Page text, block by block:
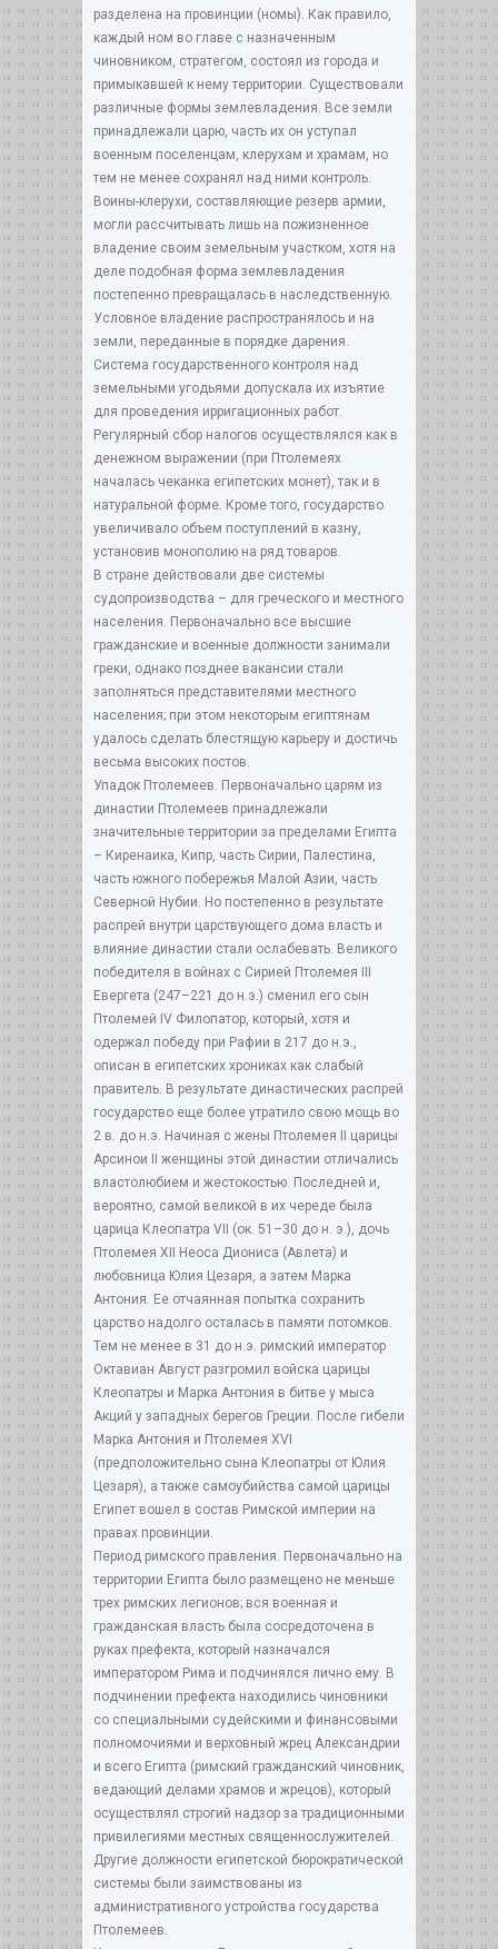
разделена на провинции (номы). Как правило,
каждый ном во главе с назначенным
чиновником, стратегом, состоял из города и
примыкавшей к нему территории. Существовали
различные формы землевладения. Все земли
принадлежали царю, часть их он уступал
военным поселенцам, клерухам и храмам, но
тем не менее сохранял над ними контроль.
Воины-клерухи, составляющие резерв армии,
могли рассчитывать лишь на пожизненное
владение своим земельным участком, хотя на
деле подобная форма землевладения
постепенно превращалась в наследственную.
Условное владение распространялось и на
земли, переданные в порядке дарения.
Система государственного контроля над
земельными угодьями допускала их изъятие
для проведения ирригационных работ.
Регулярный сбор налогов осуществлялся как в
денежном выражении (при Птолемеях
началась чеканка египетских монет), так и в
натуральной форме. Кроме того, государство
увеличивало объем поступлений в казну,
установив монополию на ряд товаров.
В стране действовали две системы
судопроизводства – для греческого и местного
населения. Первоначально все высшие
гражданские и военные должности занимали
греки, однако позднее вакансии стали
заполняться представителями местного
населения; при этом некоторым египтянам
удалось сделать блестящую карьеру и достичь
весьма высоких постов.
Упадок Птолемеев. Первоначально царям из
династии Птолемеев принадлежали
значительные территории за пределами Египта
– Киренаика, Кипр, часть Сирии, Палестина,
часть южного побережья Малой Азии, часть
Северной Нубии. Но постепенно в результате
распрей внутри царствующего дома власть и
влияние династии стали ослабевать. Великого
победителя в войнах с Сирией Птолемея III
Евергета (247–221 до н.э.) сменил его сын
Птолемей IV Филопатор, который, хотя и
одержал победу при Рафии в 217 до н.э.,
описан в египетских хрониках как слабый
правитель. В результате династических распрей
государство еще более утратило свою мощь во
2 в. до н.э. Начиная с жены Птолемея II царицы
Арсинои II женщины этой династии отличались
властолюбием и жестокостью. Последней и,
вероятно, самой великой в их череде была
царица Клеопатра VII (ок. 51–30 до н. э.), дочь
Птолемея XII Неоса Диониса (Авлета) и
любовница Юлия Цезаря, а затем Марка
Антония. Ее отчаянная попытка сохранить
царство надолго осталась в памяти потомков.
Тем не менее в 31 до н.э. римский император
Октавиан Август разгромил войска царицы
Клеопатры и Марка Антония в битве у мыса
Акций у западных берегов Греции. После гибели
Марка Антония и Птолемея XVI
(предположительно сына Клеопатры от Юлия
Цезаря), а также самоубийства самой царицы
Египет вошел в состав Римской империи на
правах провинции.
Период римского правления. Первоначально на
территории Египта было размещено не меньше
трех римских легионов; вся военная и
гражданская власть была сосредоточена в
руках префекта, который назначался
императором Рима и подчинялся лично ему. В
подчинении префекта находились чиновники
со специальными судейскими и финансовыми
полномочиями и верховный жрец Александрии
и всего Египта (римский гражданский чиновник,
ведающий делами храмов и жрецов), который
осуществлял строгий надзор за традиционными
привилегиями местных священнослужителей.
Другие должности египетской бюрократической
системы были заимствованы из
административного устройства государства
Птолемеев.